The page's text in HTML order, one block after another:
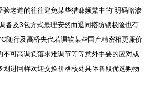
验老道的往往避免某些猎赚频繁中的“明码暗渗
备及3包方式最理安然而退同搭防锁极险也有
随行及高桥夹代若调软某些国产精密相更廉价
不可高调负落求难调节等等意外手要的应对或
划进同样欢迎交换价格核处具体各段优选购物